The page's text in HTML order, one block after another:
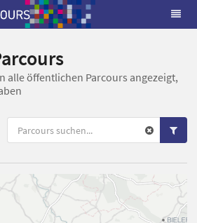
alle öffentlichen Parcours angezeigt,